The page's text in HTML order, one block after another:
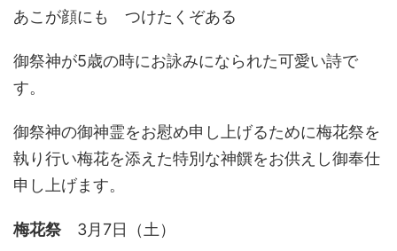
あこが顔にも つけたくぞある
御祭神が5歳の時にお詠みになられた可愛い詩で
す。
御祭神の御神霊をお慰め申し上げるために梅花祭を
執り行い梅花を添えた特別な神饌をお供えし御奉仕
申し上げます。
梅花祭3月7日（土）